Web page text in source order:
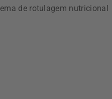
de rotulagem nutricional